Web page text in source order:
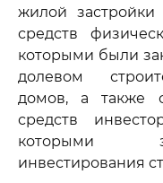
жилой
средств
которыми были
долевом
домов, а также
средств
которыми
инвестирования